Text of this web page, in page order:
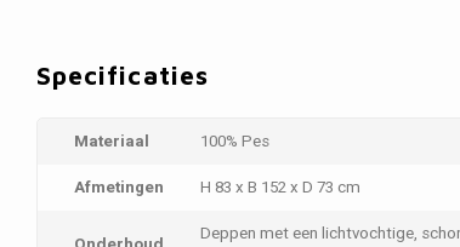
Specificaties
Materiaal
100% Pes
Afmetingen
H 83 x B 152 x D 73 cm
Deppen met een lichtvochtige,